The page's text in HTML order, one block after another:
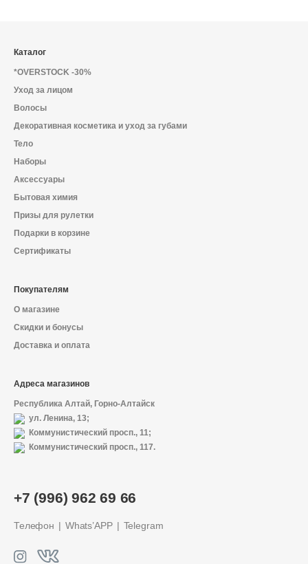
+7 (996) 962 69 66
Телефон Whats’APP Telegram
Каталог
*OVERSTOCK -30%
Уход за лицом
Волосы
Декоративная косметика и уход за губами
Тело
Наборы
Аксессуары
Бытовая химия
Призы для рулетки
Подарки в корзине
Сертификаты
Покупателям
О магазине
Скидки и бонусы
Доставка и оплата
Адреса магазинов
Республика Алтай, Горно-Алтайск
ул. Ленина, 13;
Коммунистический просп., 11;
Коммунистический просп., 117.